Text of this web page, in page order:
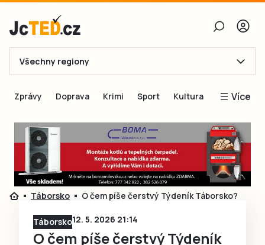
E-mail
Obnovit heslo
Přihlásit se
Přihlásit se přes Facebook
Ještě nemám účet, chci se
Všechny regiony
Zprávy Doprava Krimi Sport Kultura Více
Blogy
Inspirace
Čtenáři píší
Speciální přílohy
Inzerce
Táborsko O čem píše čerstvý Týdeník Táborsko?
Táborsko12. 5. 2026 21:14
O čem píše čerstvý Týdeník